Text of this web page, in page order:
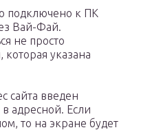
подключено к ПК
Вай-Фай.
не просто
которая указана
сайта введен
адресной. Если
то на экране будет